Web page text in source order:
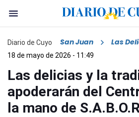
Diario de Cuyo San Juan Las
18 de mayo de 2026 - 11:49
Las delicias y la
apoderarán del
la mano de